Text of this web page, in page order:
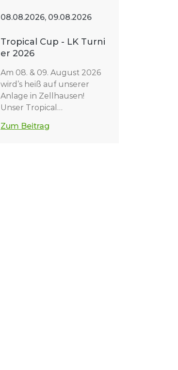
08.08.2026, 09.08.2026
Tropical Cup - LK Turni
er 2026
Am 08. & 09. August 2026
wird’s heiß auf unserer
Anlage in Zellhausen!
Unser Tropical…
Zum Beitrag